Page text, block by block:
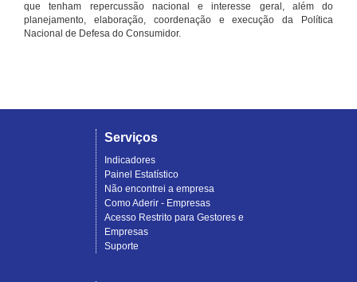
que tenham repercussão nacional e interesse geral, além do
planejamento, elaboração, coordenação e execução da Política
Nacional de Defesa do Consumidor.
Serviços
Indicadores
Painel Estatístico
Não encontrei a empresa
Como Aderir - Empresas
Acesso Restrito para Gestores e
Empresas
Suporte